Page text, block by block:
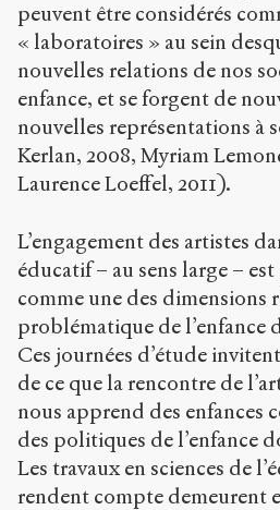
peuvent être considérés
« laboratoires » au sein
nouvelles relations de nos
enfance, et se forgent de
nouvelles représentations à
Kerlan, 2008, Myriam
Laurence Loeffel, 2011).
L’engagement des artistes
éducatif – au sens large –
comme une des dimensions
problématique de l’enfance
Ces journées d’étude
de ce que la rencontre de
nous apprend des enfances
des politiques de l’enfance
Les travaux en sciences de
rendent compte demeurent